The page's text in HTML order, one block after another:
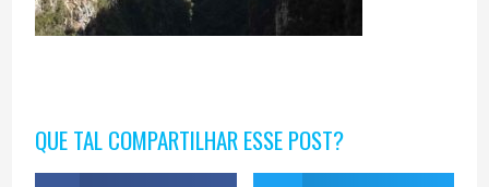
QUE TAL COMPARTILHAR ESSE POST?